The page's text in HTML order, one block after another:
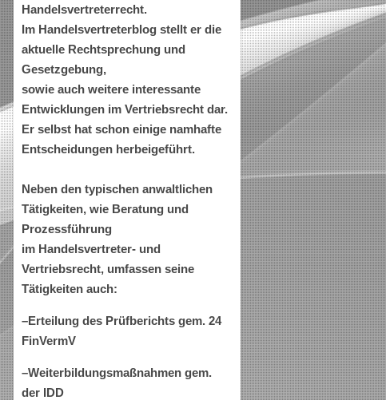
Handelsvertreterrecht.
Im Handelsvertreterblog stellt er die
aktuelle Rechtsprechung und
Gesetzgebung,
sowie auch weitere interessante
Entwicklungen im Vertriebsrecht dar.
Er selbst hat schon einige namhafte
Entscheidungen herbeigeführt.
Neben den typischen anwaltlichen
Tätigkeiten, wie Beratung und
Prozessführung
im Handelsvertreter- und
Vertriebsrecht, umfassen seine
Tätigkeiten auch:
–Erteilung des Prüfberichts gem. 24
FinVermV
–Weiterbildungsmaßnahmen gem.
der IDD